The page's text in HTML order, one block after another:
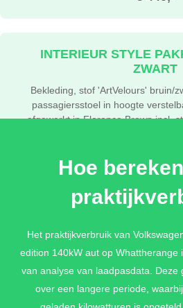
€ 0,-
INTERIEUR STYLE
ZWART
Bekleding, stof 'ArtVelours' bruin/
passagiersstoel in hoogte
afgewerkt in Florence Brown incl.
met leder bekleed in zwart +
kleuren
INTERIEUR STYLE
/ ZWART
Voorstoelen, Ergo-Active, in
Hoe
Het praktijkverbruik van
edition 140kW aut op Whattherange
van analyse van laadpasdata. Deze
over een langere periode,